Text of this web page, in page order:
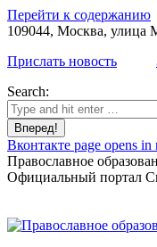
Перейти к содержанию
109044, Москва, улица
Прислать новость
Search:
Вконтакте page opens
Православное
Официальный портал